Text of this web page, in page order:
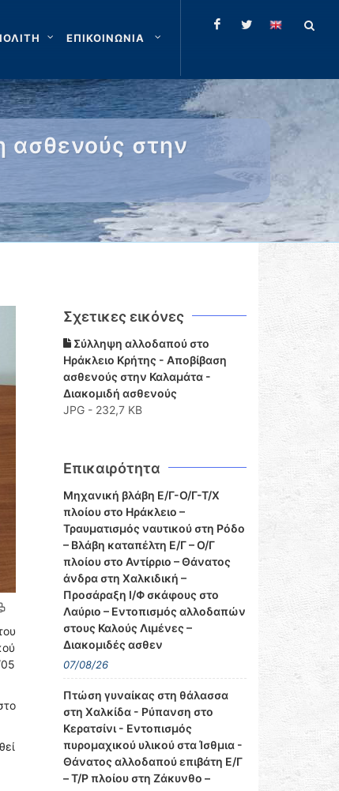
ΕΠΙΚΟΙΝΩΝΙΑ
ασθενούς στην
Σχετικες εικόνες
Σύλληψη αλλοδαπού στο
Ηράκλειο Κρήτης - Αποβίβαση
ασθενούς στην Καλαμάτα -
Διακομιδή ασθενούς
JPG - 232,7 KB
Επικαιρότητα
Μηχανική βλάβη Ε/Γ-Ο/Γ-Τ/Χ
πλοίου στο Ηράκλειο –
Τραυματισμός ναυτικού στη Ρόδο
– Βλάβη καταπέλτη Ε/Γ – Ο/Γ
πλοίου στο Αντίρριο – Θάνατος
άνδρα στη Χαλκιδική –
Προσάραξη Ι/Φ σκάφους στο
Λαύριο – Εντοπισμός αλλοδαπών
στους Καλούς Λιμένες –
Διακομιδές ασθεν
07/08/26
Πτώση γυναίκας στη θάλασσα
στη Χαλκίδα - Ρύπανση στο
Κερατσίνι - Εντοπισμός
πυρομαχικού υλικού στα Ίσθμια -
Θάνατος αλλοδαπού επιβάτη Ε/Γ
– Τ/Ρ πλοίου στη Ζάκυνθο –